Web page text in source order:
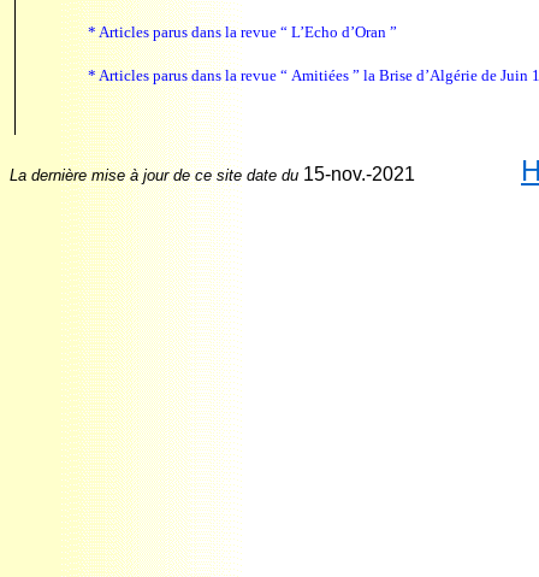
* Articles parus dans la revue “ L’Echo d’Oran ”
* Articles parus dans la revue “ Amitiées ” la Brise d’Algérie de Juin
La dernière mise à jour de ce site date du 15-nov.-2021